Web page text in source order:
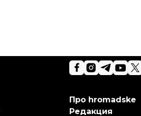
Про hromadske
Редакция